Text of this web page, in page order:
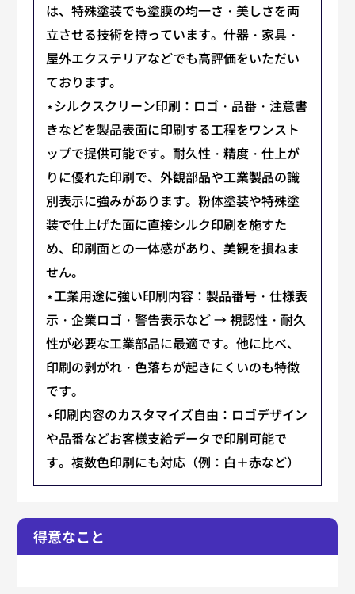
は、特殊塗装でも塗膜の均一さ・美しさを両
立させる技術を持っています。什器・家具・
屋外エクステリアなどでも高評価をいただい
ております。
⋆シルクスクリーン印刷：ロゴ・品番・注意書
きなどを製品表面に印刷する工程をワンスト
ップで提供可能です。耐久性・精度・仕上が
りに優れた印刷で、外観部品や工業製品の識
別表示に強みがあります。粉体塗装や特殊塗
装で仕上げた面に直接シルク印刷を施すた
め、印刷面との一体感があり、美観を損ねま
せん。
⋆工業用途に強い印刷内容：製品番号・仕様表
示・企業ロゴ・警告表示など → 視認性・耐久
性が必要な工業部品に最適です。他に比べ、
印刷の剥がれ・色落ちが起きにくいのも特徴
です。
⋆印刷内容のカスタマイズ自由：ロゴデザイン
や品番などお客様支給データで印刷可能で
す。複数色印刷にも対応（例：白＋赤など）
得意なこと